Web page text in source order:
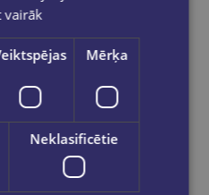
BALSAN
Creating Botanical Art: Learn to Draw and Paint Flowers and Plants in the Style of the Great Masters
vairāk
Mērķa
Neklasificētie